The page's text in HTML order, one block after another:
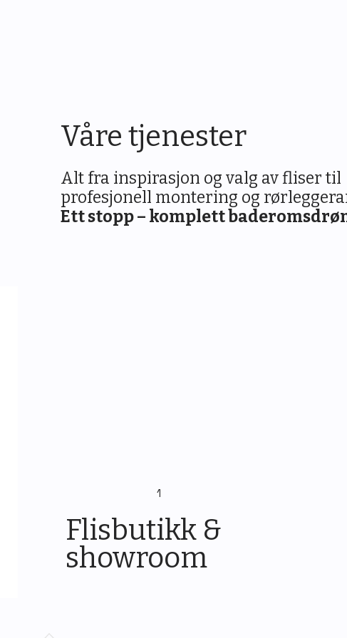
Våre tjenester
Alt fra inspirasjon og valg av fliser til
profesjonell montering og
Ett stopp – komplett
1
Flisbutikk &
showroom